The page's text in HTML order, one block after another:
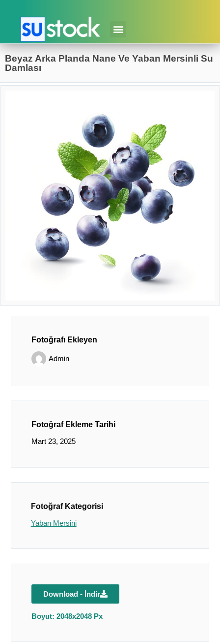
Beyaz Arka Planda Nane Ve Yaban Mersinli Su
Damlası
Fotoğrafı Ekleyen
Admin
Fotoğraf Ekleme Tarihi
Mart 23, 2025
Fotoğraf Kategorisi
Yaban Mersini
Download - İndir
Boyut: 2048x2048 Px